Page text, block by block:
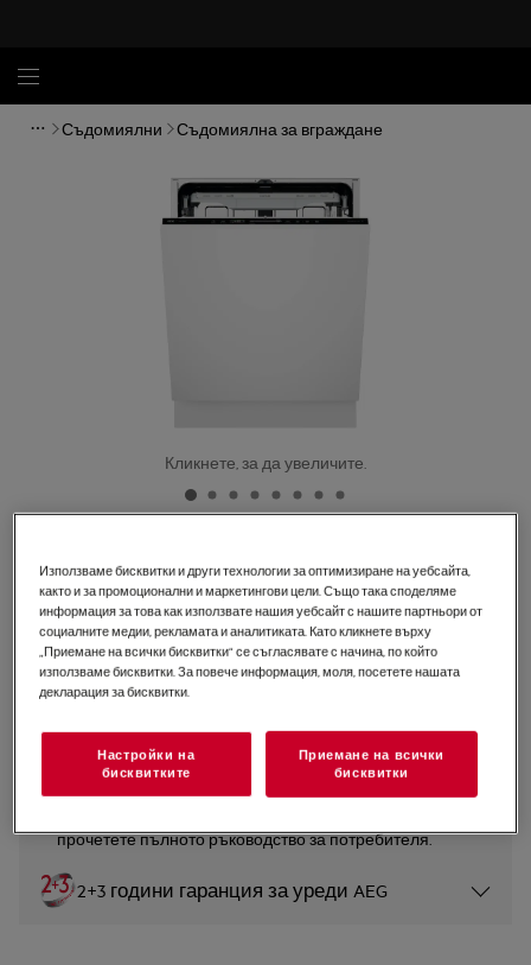
Съдомиялни Съдомиялна за вграждане
Кликнете, за да увеличите.
Съдомиялна 8000 60 cm
0 (0)
Инструкциите за безопасност и предупрежденията за
изброени в глава 1 и 2 на ръководството за
прочетете пълното ръководство за потребителя.
2+3 години гаранция за уреди AEG
Използваме бисквитки и други технологии за оптимизиране на уебсайта,
както и за промоционални и маркетингови цели. Също така споделяме
информация за това как използвате нашия уебсайт с нашите партньори от
социалните медии, рекламата и аналитиката. Като кликнете върху
„Приемане на всички бисквитки“ се съгласявате с начина, по който
използваме бисквитки. За повече информация, моля, посетете нашата
декларация за бисквитки.
Настройки на
бисквитките
Приемане на всички
бисквитки